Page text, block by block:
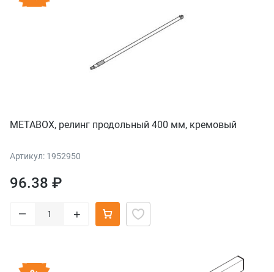
METABOX, релинг продольный 400 мм, кремовый
Артикул: 1952950
96.38 ₽
– +